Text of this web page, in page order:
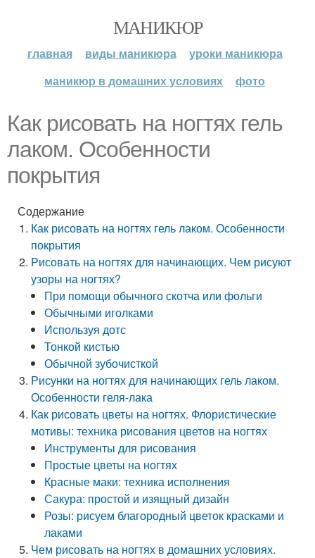
МАНИКЮР
главная виды маникюра
уроки маникюра
маникюр в домашних условиях
фото
Как рисовать на ногтях гель
лаком. Особенности
покрытия
Содержание
Как рисовать на ногтях гель лаком. Особенности
покрытия
Рисовать на ногтях для начинающих. Чем рисуют
узоры на ногтях?
При помощи обычного скотча или фольги
Обычными иголками
Используя дотс
Тонкой кистью
Обычной зубочисткой
Рисунки на ногтях для начинающих гель лаком.
Особенности геля-лака
Как рисовать цветы на ногтях. Флористические
мотивы: техника рисования цветов на ногтях
Инструменты для рисования
Простые цветы на ногтях
Красные маки: техника исполнения
Сакура: простой и изящный дизайн
Розы: рисуем благородный цветок красками и
лаками
Чем рисовать на ногтях в домашних условиях.